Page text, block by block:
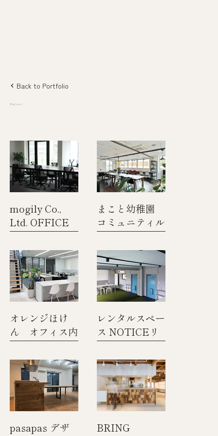
Back to Portfolio
Projects
mogily Co.,
Ltd. OFFICE
まこと幼稚園
コミュニティル
ーム インテリ
アデザイン
オレンジほけ
ん オフィス内
装インテリアデ
ザイン
レンタルスペー
ス NOTICEリ
ノベーション
pasapas デザ
BRING